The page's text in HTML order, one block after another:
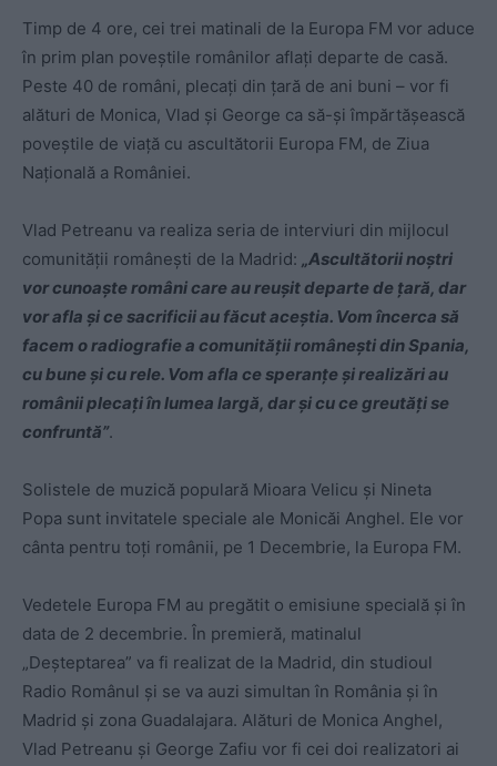
Timp de 4 ore, cei trei matinali de la Europa FM vor aduce
în prim plan poveștile românilor aflați departe de casă.
Peste 40 de români, plecați din țară de ani buni – vor fi
alături de Monica, Vlad și George ca să-și împărtășească
poveștile de viață cu ascultătorii Europa FM, de Ziua
Națională a României.
Vlad Petreanu va realiza seria de interviuri din mijlocul
comunității românești de la Madrid: „Ascultătorii noștri
vor cunoaște români care au reușit departe de țară, dar
vor afla și ce sacrificii au făcut aceștia. Vom încerca să
facem o radiografie a comunității românești din Spania,
cu bune și cu rele. Vom afla ce speranțe și realizări au
românii plecați în lumea largă, dar și cu ce greutăți se
confruntă”.
Solistele de muzică populară Mioara Velicu și Nineta
Popa sunt invitatele speciale ale Monicăi Anghel. Ele vor
cânta pentru toți românii, pe 1 Decembrie, la Europa FM.
Vedetele Europa FM au pregătit o emisiune specială și în
data de 2 decembrie. În premieră, matinalul
„Deșteptarea” va fi realizat de la Madrid, din studioul
Radio Românul și se va auzi simultan în România și în
Madrid și zona Guadalajara. Alături de Monica Anghel,
Vlad Petreanu și George Zafiu vor fi cei doi realizatori ai